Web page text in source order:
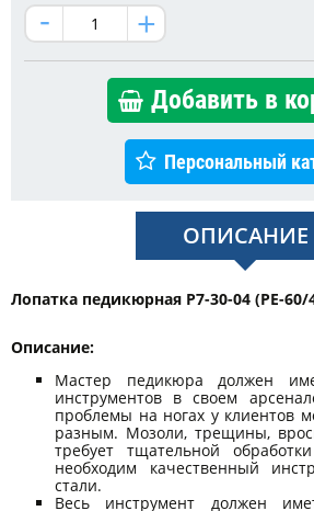
Добавить в
Персональный
ОПИСАНИЕ
Лопатка педикюрная P7-30-04 (PE-60/
Описание:
Мастер педикюра должен
инструментов в своем
проблемы на ногах у клиентов
разным. Мозоли, трещины,
требует тщательной
необходим качественный
стали.
Весь инструмент должен